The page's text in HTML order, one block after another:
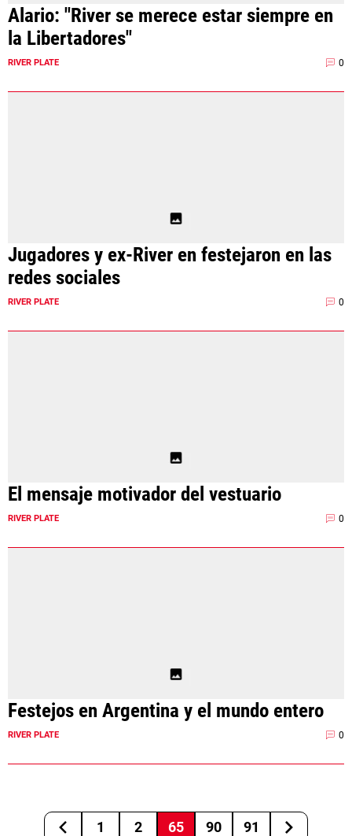
Alario: "River se merece estar siempre en
la Libertadores"
RIVER PLATE 0
Jugadores y ex-River en festejaron en las
redes sociales
RIVER PLATE 0
El mensaje motivador del vestuario
RIVER PLATE 0
Festejos en Argentina y el mundo entero
RIVER PLATE 0
1 2 65 90 91